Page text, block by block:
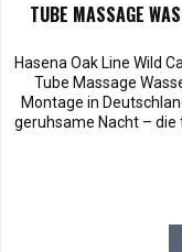
TUBE MASSAGE
Hasena Oak Line Wild
Tube Massage
Montage in
geruhsame Nacht –
unserer Oak-Line